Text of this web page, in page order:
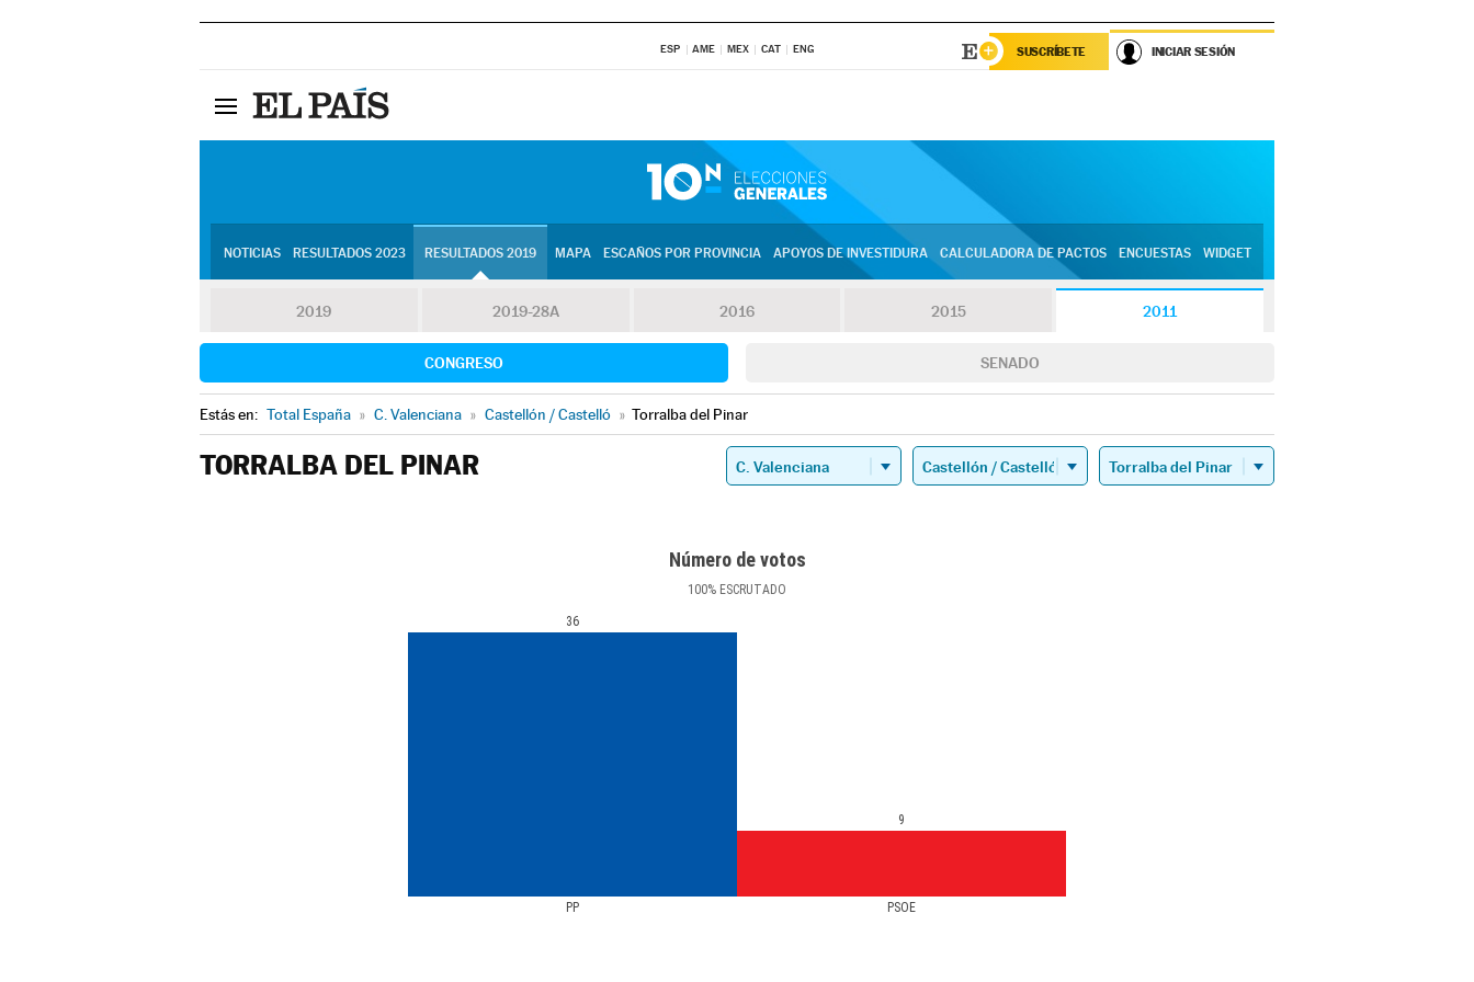
ESP AME MEX CAT ENG SUSCRÍBETE INICIAR SESIÓN
NOTICIAS RESULTADOS 2023 RESULTADOS 2019 MAPA ESCAÑOS POR PROVINCIA APOYOS DE INVESTIDURA CALCULADORA DE PACTOS ENCUESTAS WIDGET
2019 2019-28A 2016 2015 2011
CONGRESO SENADO
Estás en: Total España » C. Valenciana » Castellón / Castelló » Torralba del Pinar
TORRALBA DEL PINAR
Número de votos
100% ESCRUTADO
PP PSOE
36
9